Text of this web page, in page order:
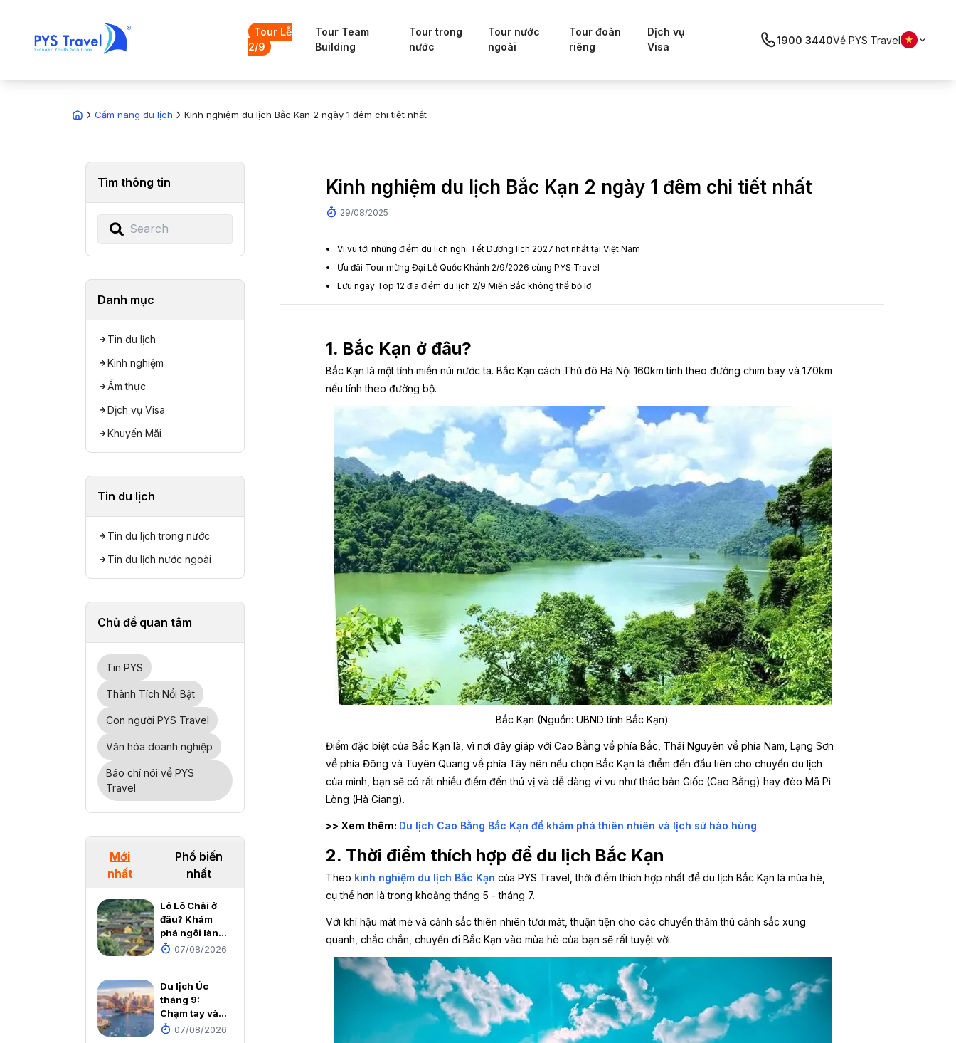
Tour Lễ
2/9
Tour Team
Building
Tour trong
nước
Tour nước
ngoài
Tour đoàn
riêng
Dịch vụ
Visa
1900 3440Về PYS Travel
Cẩm nang du lịch Kinh nghiệm du lịch Bắc Kạn 2 ngày 1 đêm chi tiết nhất
Tìm thông tin
Danh mục
Tin du lịch
Kinh nghiệm
Ẩm thực
Dịch vụ Visa
Khuyến Mãi
Tin du lịch
Tin du lịch trong nước
Tin du lịch nước ngoài
Chủ đề quan tâm
Tin PYS
Thành Tích Nổi Bật
Con người PYS Travel
Văn hóa doanh nghiệp
Báo chí nói về PYS
Travel
Mới
nhất
Phổ biến
nhất
Lô Lô Chải ở
đâu? Khám
phá ngôi làng
cổ đẹp như cổ
Lũng Cú
07/08/2026
Du lịch Úc
tháng 9:
Chạm tay vào
mùa xuân rực
07/08/2026
Kinh nghiệm du lịch Bắc Kạn 2 ngày 1 đêm chi tiết nhất
29/08/2025
Vi vu tới những điểm du lịch nghỉ Tết Dương lịch 2027 hot nhất tại Việt Nam
Ưu đãi Tour mừng Đại Lễ Quốc Khánh 2/9/2026 cùng PYS Travel
Lưu ngay Top 12 địa điểm du lịch 2/9 Miền Bắc không thể bỏ lỡ
1. Bắc Kạn ở đâu?
Bắc Kạn là một tỉnh miền núi nước ta. Bắc Kạn cách Thủ đô Hà Nội 160km tính theo đường chim bay và 170km
nếu tính theo đường bộ.
Bắc Kạn (Nguồn: UBND tỉnh Bắc Kạn)
Điểm đặc biệt của Bắc Kạn là, vì nơi đây giáp với Cao Bằng về phía Bắc, Thái Nguyên về phía Nam, Lạng Sơn
về phía Đông và Tuyên Quang về phía Tây nên nếu chọn Bắc Kạn là điểm đến đầu tiên cho chuyến du lịch
của mình, bạn sẽ có rất nhiều điểm đến thú vị và dễ dàng vi vu như thác bản Giốc (Cao Bằng) hay đèo Mã Pì
Lèng (Hà Giang).
>> Xem thêm: Du lịch Cao Bằng Bắc Kạn để khám phá thiên nhiên và lịch sử hào hùng
2. Thời điểm thích hợp để du lịch Bắc Kạn
Theo kinh nghiệm du lịch Bắc Kạn của PYS Travel, thời điểm thích hợp nhất để du lịch Bắc Kạn là mùa hè,
cụ thể hơn là trong khoảng tháng 5 - tháng 7.
Với khí hậu mát mẻ và cảnh sắc thiên nhiên tươi mát, thuận tiện cho các chuyến thăm thú cảnh sắc xung
quanh, chắc chắn, chuyến đi Bắc Kạn vào mùa hè của bạn sẽ rất tuyệt vời.